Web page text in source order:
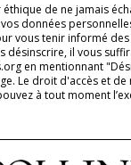
éthique de ne jamais
données
vous tenir informé des
désinscrire, il vous
en mentionnant
Le droit d'accès et de
à tout moment